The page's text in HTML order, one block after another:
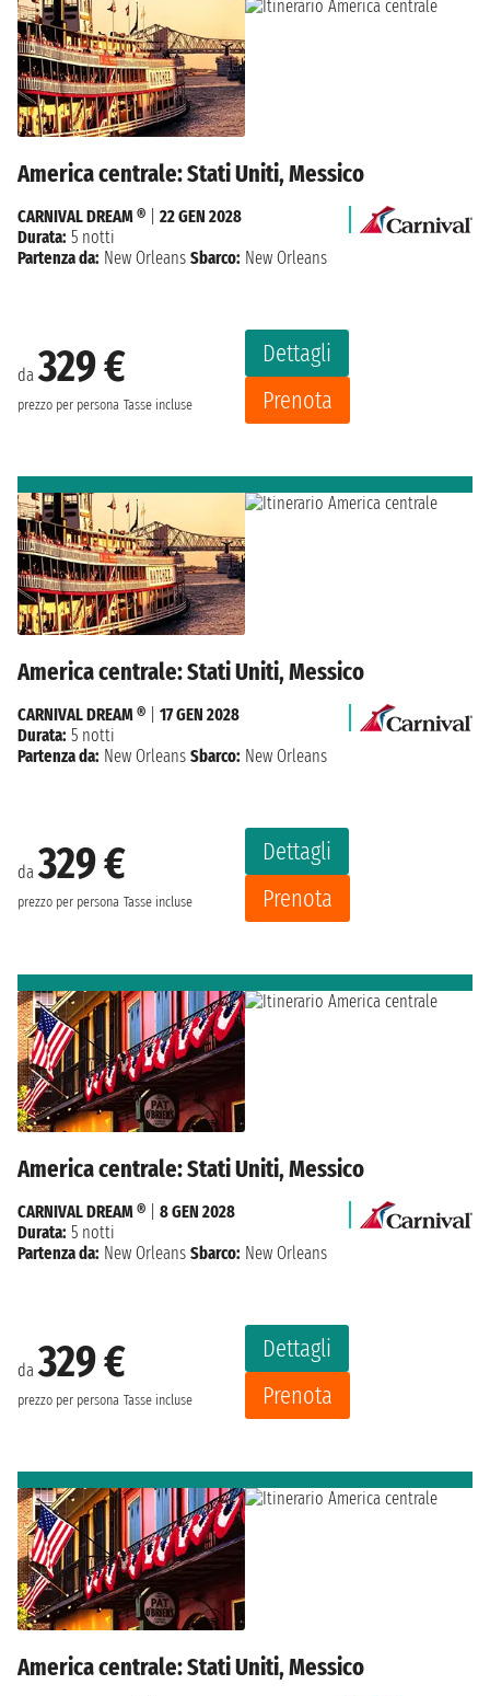
America centrale: Stati Uniti, Messico
da329 €
prezzo per persona Tasse incluse
Dettagli
Prenota
CARNIVAL DREAM ®
22 GEN 2028
Durata: 5 notti
Partenza da: New Orleans Sbarco: New Orleans
America centrale: Stati Uniti, Messico
da329 €
prezzo per persona Tasse incluse
Dettagli
Prenota
CARNIVAL DREAM ®
17 GEN 2028
Durata: 5 notti
Partenza da: New Orleans Sbarco: New Orleans
America centrale: Stati Uniti, Messico
da329 €
prezzo per persona Tasse incluse
Dettagli
Prenota
CARNIVAL DREAM ®
8 GEN 2028
Durata: 5 notti
Partenza da: New Orleans Sbarco: New Orleans
America centrale: Stati Uniti, Messico